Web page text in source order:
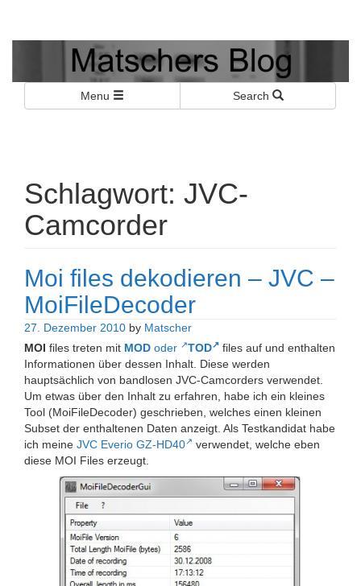
Matschers Blog
Menu Search
Schlagwort: JVC-
Camcorder
Moi files dekodieren – JVC –
MoiFileDecoder
27. Dezember 2010 by Matscher
MOI files treten mit MOD oder TOD
files auf und enthalten
Informationen über dessen Inhalt. Diese werden
hauptsächlich von bandlosen JVC-Camcorders verwendet.
Um etwas über den Inhalt zu erfahren, habe ich ein kleines
Tool (MoiFileDecoder) geschrieben, welches einen kleinen
Subset der enthaltenen Daten anzeigt. Als Testkandidat habe
ich meine JVC Everio GZ-HD40
verwendet, welche eben
diese MOI Files erzeugt.